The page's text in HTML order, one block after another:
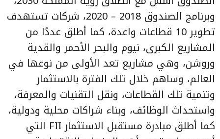
وبرنامج الصندوق 2018 – 2020، شركات تستهدف
تطوير 10 قطاعات واعدة، كما أطلق عددًا من
المشاريع الكبرى، نيوم والبحر الأحمر والقدية
وروشن، وهي مشاريع تعد الأولى من نوعها في
العالم، وساهم خلال تلك الفترة بالاستثمار
وتنمية تلك القطاعات، ونقل التقنيات والمعرفة،
واستحداث الوظائف، وبناء شراكات محلية ودولية،
كما أطلق مبادرة مستقبل الاستثمار FII التي